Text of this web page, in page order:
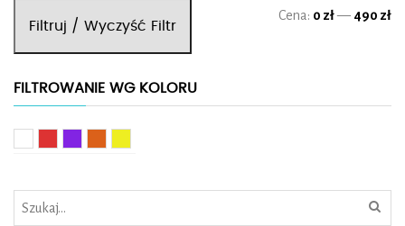
Filtruj / Wyczyść Filtr
Cena: 0 zł— 490 zł
FILTROWANIE WG KOLORU